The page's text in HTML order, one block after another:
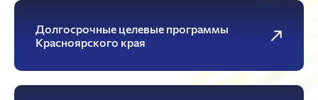
Долгосрочные целевые программы
Красноярского края